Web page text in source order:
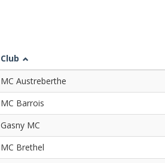
Club
MC Austreberthe
MC Barrois
Gasny MC
MC Brethel